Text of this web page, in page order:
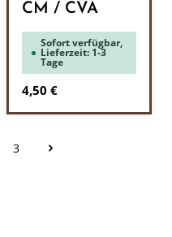
CM / CVA
Sofort verfügbar,
Lieferzeit: 1-3
Tage
Regulärer Preis:
4,50 €
Seite
3